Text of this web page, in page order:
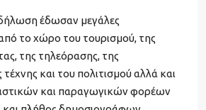
έδωσαν μεγάλες
το χώρο του τουρισμού, της
της τηλεόρασης, της
και του πολιτισμού αλλά και
και παραγωγικών φορέων